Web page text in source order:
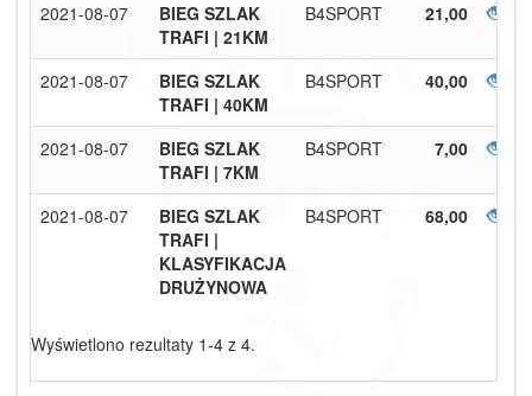
2021-08-07
BIEG SZLAK
TRAFI | 21KM
B4SPORT 21,00
2021-08-07
BIEG SZLAK
TRAFI | 40KM
B4SPORT 40,00
2021-08-07
BIEG SZLAK
TRAFI | 7KM
B4SPORT 7,00
2021-08-07
BIEG SZLAK
TRAFI |
KLASYFIKACJA
DRUŻYNOWA
B4SPORT 68,00
Wyświetlono rezultaty 1-4 z 4.